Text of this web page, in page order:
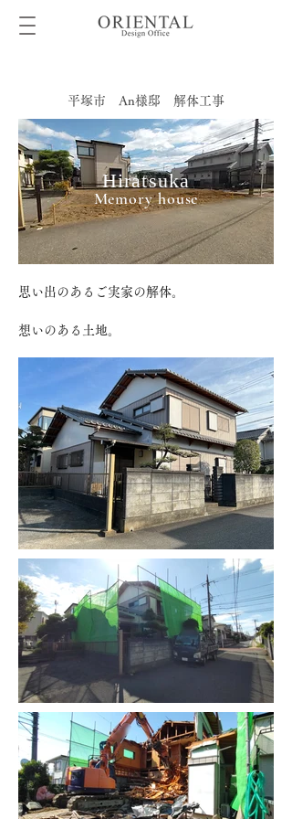
平塚市 An様邸 解体工事
Memory house
Hiratsuka
​思い出のあるご実家の解体。
想いのある土地。